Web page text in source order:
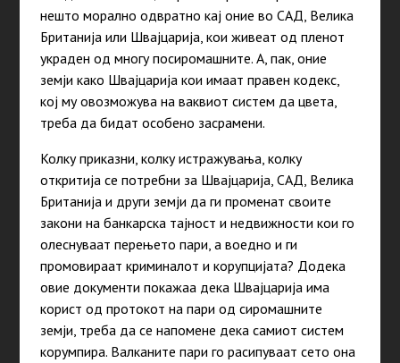
нешто морално одвратно кај оние во САД, Велика
Британија или Швајцарија, кои живеат од пленот
украден од многу посиромашните. А, пак, оние
земји како Швајцарија кои имаат правен кодекс,
кој му овозможува на ваквиот систем да цвета,
треба да бидат особено засрамени.
Колку приказни, колку истражувања, колку
откритија се потребни за Швајцарија, САД, Велика
Британија и други земји да ги променат своите
закони на банкарска тајност и недвижности кои го
олеснуваат перењето пари, а воедно и ги
промовираат криминалот и корупцијата? Додека
овие документи покажаа дека Швајцарија има
корист од протокот на пари од сиромашните
земји, треба да се напомене дека самиот систем
корумпира. Валканите пари го расипуваат сето она